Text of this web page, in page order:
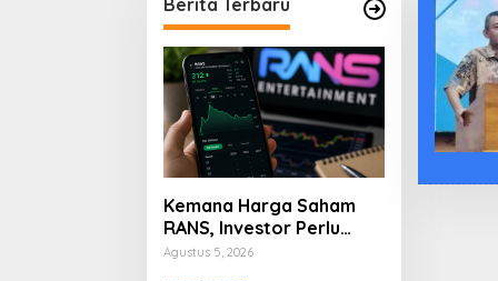
Kemana Harga Saham
RANS, Investor Perlu
Cermati Fundamental
Agustus 5, 2026